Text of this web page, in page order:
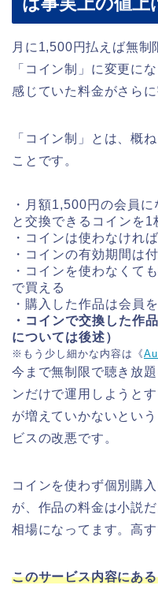
月に1,500円払えば無
「コイン制」に変更に
感じていた料金がさら
「コイン制」とは、概
ことです。
・月額1,500円の会員
と交換できるコインを1
・コインは使わなけれ
・コインの有効期間は
・コインを使わなくて
で買える
・購入した作品は会員
・コインで交換した作
については後述）
※もう少し細かな内容は《
今まで無制限で聴き放
ンだけで運用しようと
が増えていかないとい
ビスの改悪です。
コインを使わず個別購
が、作品の料金は小説だ
相場になってます。高す
このサービス内容にあ